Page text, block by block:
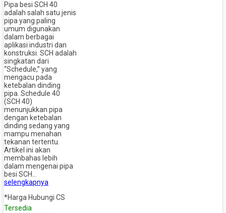
Pipa besi SCH 40
adalah salah satu jenis
pipa yang paling
umum digunakan
dalam berbagai
aplikasi industri dan
konstruksi. SCH adalah
singkatan dari
“Schedule,” yang
mengacu pada
ketebalan dinding
pipa. Schedule 40
(SCH 40)
menunjukkan pipa
dengan ketebalan
dinding sedang yang
mampu menahan
tekanan tertentu.
Artikel ini akan
membahas lebih
dalam mengenai pipa
besi SCH…
selengkapnya
*Harga Hubungi CS
Tersedia